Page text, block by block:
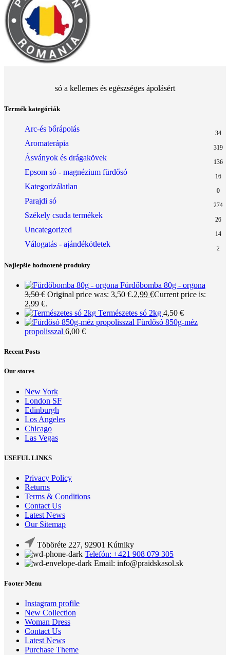
só a kellemes és egészséges ápolásért
Termék kategóriák
Arc-és bőrápolás 34
Aromaterápia 319
Ásványok és drágakövek 136
Epsom só - magnézium fürdősó 16
Kategorizálatlan 0
Parajdi só 274
Székely csuda termékek 26
Uncategorized 14
Válogatás - ajándékötletek 2
Najlepšie hodnotené produkty
Fürdőbomba 80g - orgona
3,50€ Original price was: 3,50 €.2,99 €Current price is:
2,99 €.
Természetes só 2kg 4,50 €
Fürdősó 850g-méz
propolisszal 6,00 €
Recent Posts
Our stores
New York
London SF
Edinburgh
Los Angeles
Chicago
Las Vegas
USEFUL LINKS
Privacy Policy
Returns
Terms & Conditions
Contact Us
Latest News
Our Sitemap
Töböréte 227, 92901 Kútniky
Telefón: +421 908 079 305
Email: info@praidskasol.sk
Footer Menu
Instagram profile
New Collection
Woman Dress
Contact Us
Latest News
Purchase Theme